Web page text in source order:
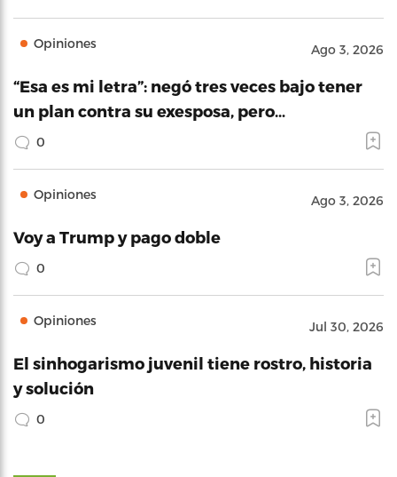
Opiniones Ago 3, 2026
“Esa es mi letra”: negó tres veces bajo tener
un plan contra su exesposa, pero…
0
Opiniones Ago 3, 2026
Voy a Trump y pago doble
0
Opiniones Jul 30, 2026
El sinhogarismo juvenil tiene rostro, historia
y solución
0